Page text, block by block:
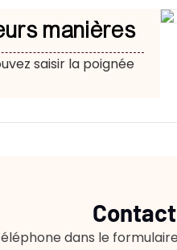
manières
saisir la poignée
dans le